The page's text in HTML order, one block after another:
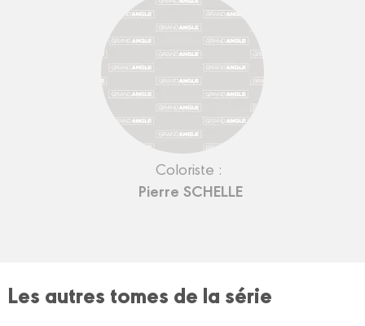
Coloriste :
Pierre SCHELLE
Les autres tomes de la série